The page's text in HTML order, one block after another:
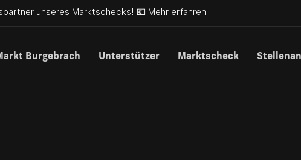
unseres Marktschecks! 💶 Mehr erfahren
Burgebrach Unterstützer Marktscheck